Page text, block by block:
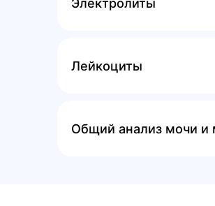
Лейкоциты
Общий анализ мочи и